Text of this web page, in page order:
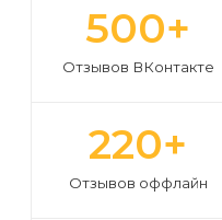
500+
Отзывов ВКонтакте
220+
Отзывов оффлайн